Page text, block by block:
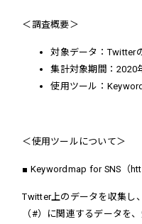
＜調査概要＞
対象データ：Twitter
集計対象期間：2020
使用ツール：
＜使用ツールについて＞
​■ Keywordmap for SNS（
Twitter上のデータを収集し
（#）に関連するデータを